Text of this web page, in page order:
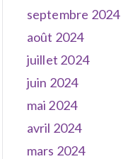
septembre 2024
août 2024
juillet 2024
juin 2024
mai 2024
avril 2024
mars 2024